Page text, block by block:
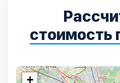
стоимость
+
Истринский